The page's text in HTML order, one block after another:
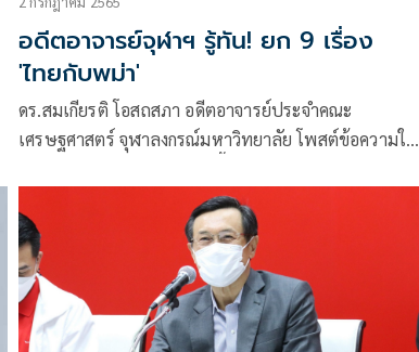
อดีตอาจารย์จุฬาฯ รู้ทัน! ยก 9 เรื่อง
'ไทยกับพม่า'
ดร.สมเกียรติ โอสถสภา อดีตอาจารย์ประจำคณะ
เศรษฐศาสตร์ จุฬาลงกรณ์มหาวิทยาลัย โพสต์ข้อความใน